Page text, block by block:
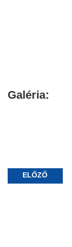
Galéria:
ELŐZŐ